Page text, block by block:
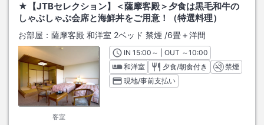
★【JTBセレクション】＜薩摩客殿＞夕食は黒毛和牛の
しゃぶしゃぶ会席と海鮮丼をご用意！（特選料理）
お部屋： 薩摩客殿 和洋室 2ベッド 禁煙 /6畳＋洋間
客室
INチェックイン
15:00 ～ | OUT チェックアウト
～10:00
和洋室
夕食/朝食付き
禁煙
現地/事前支払い